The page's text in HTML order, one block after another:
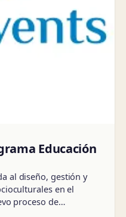
Educación
al diseño, gestión y
en el
proceso de…